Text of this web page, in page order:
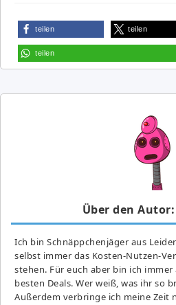
teilen teilen
teilen
Über den
Ich bin Schnäppchenjäger aus
selbst immer das Kosten-Nutzen-
stehen. Für euch aber bin ich immer
besten Deals. Wer weiß, was ihr so
Außerdem verbringe ich meine Zeit